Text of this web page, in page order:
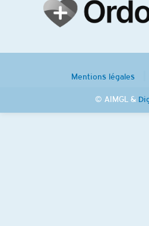
Mentions légales
© AIMGL &